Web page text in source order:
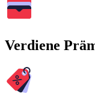
Verdiene